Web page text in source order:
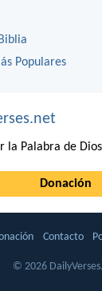
Populares
la Palabra de
Donación
Contacto
© 2026